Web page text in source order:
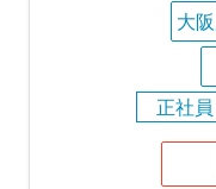
大
正社員